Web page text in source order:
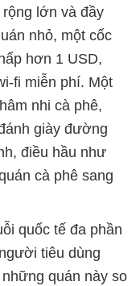
lớn và đầy
nhỏ, một cốc
hơn 1 USD,
fi miễn phí. Một
nhi cà phê,
giày đường
điều hầu như
cà phê sang
quốc tế đa phần
tiêu dùng
quán này so